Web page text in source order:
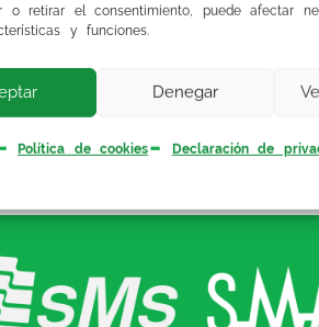
o retirar el consentimiento, puede afectar
y funciones.
Denegar
Política de cookies Declaración de
mas poderoso para